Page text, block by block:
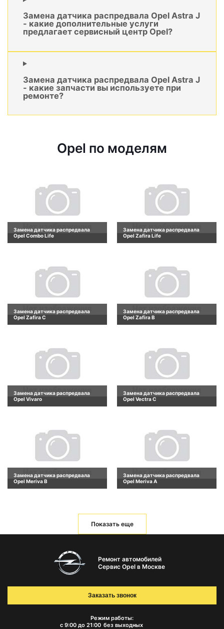
Замена датчика распредвала Opel Astra J
- какие дополнительные услуги
предлагает сервисный центр Opel?
Замена датчика распредвала Opel Astra J
- какие запчасти вы используете при
ремонте?
Opel по моделям
Замена датчика распредвала
Opel Combo Life
Замена датчика распредвала
Opel Zafira Life
Замена датчика распредвала
Opel Zafira C
Замена датчика распредвала
Opel Zafira B
Замена датчика распредвала
Opel Vivaro
Замена датчика распредвала
Opel Vectra C
Замена датчика распредвала
Opel Meriva B
Замена датчика распредвала
Opel Meriva A
Показать еще
Ремонт автомобилей
Сервис Opel в Москве
Режим работы:
с 9:00 до 21:00 без выходных
Заказать звонок